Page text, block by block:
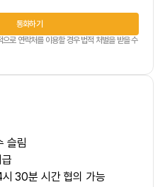
통화하기
로 연락처를 이용할 경우 법적 처벌을 받을 수
슬림
30분 시간 협의 가능